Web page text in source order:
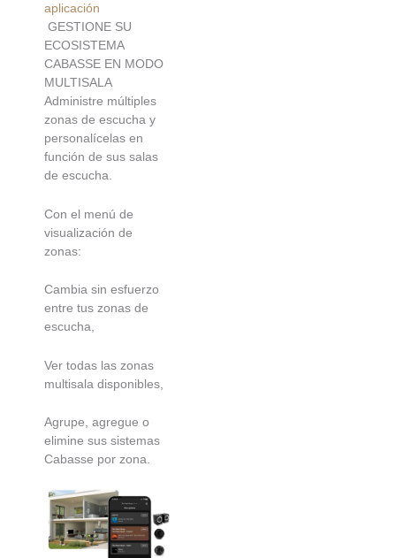
aplicación
GESTIONE SU
ECOSISTEMA
CABASSE EN MODO
MULTISALA
Administre múltiples
zonas de escucha y
personalícelas en
función de sus salas
de escucha.
Con el menú de
visualización de
zonas:
Cambia sin esfuerzo
entre tus zonas de
escucha,
Ver todas las zonas
multisala disponibles,
Agrupe, agregue o
elimine sus sistemas
Cabasse por zona.